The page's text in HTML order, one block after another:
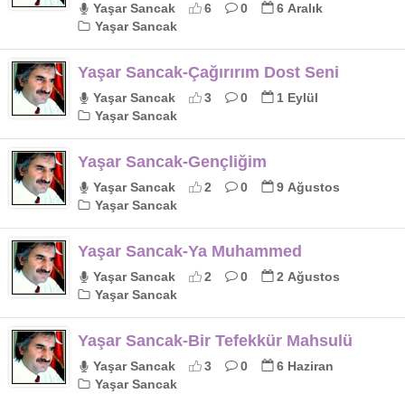
Yaşar Sancak 6 0
6 Aralık
Yaşar Sancak
Yaşar Sancak-Çağırırım Dost Seni
Yaşar Sancak 3 0
1 Eylül
Yaşar Sancak
Yaşar Sancak-Gençliğim
Yaşar Sancak 2 0
9 Ağustos
Yaşar Sancak
Yaşar Sancak-Ya Muhammed
Yaşar Sancak 2 0
2 Ağustos
Yaşar Sancak
Yaşar Sancak-Bir Tefekkür Mahsulü
Yaşar Sancak 3 0
6 Haziran
Yaşar Sancak